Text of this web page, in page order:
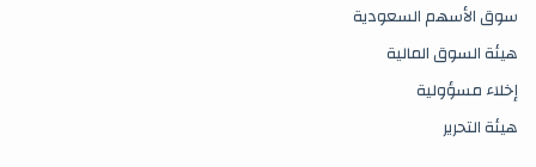
سوق الأسهم السعودية
هيئة السوق المالية
إخلاء مسؤولية
هيئة التحرير